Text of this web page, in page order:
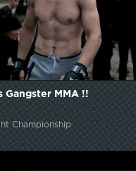
Gangster MMA !!
Championship